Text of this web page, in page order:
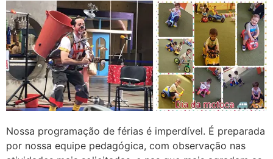
Nossa programação de férias é imperdível. É preparada
por nossa equipe pedagógica, com observação nas